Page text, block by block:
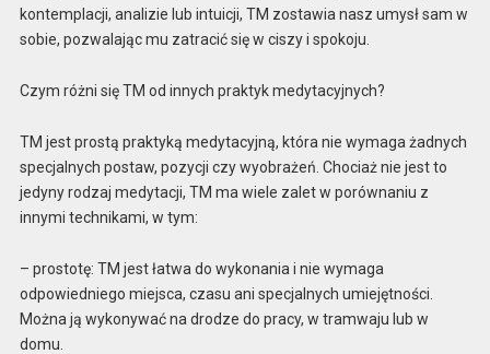
kontemplacji, analizie lub intuicji, TM zostawia nasz umysł sam w
sobie, pozwalając mu zatracić się w ciszy i spokoju.
Czym różni się TM od innych praktyk medytacyjnych?
TM jest prostą praktyką medytacyjną, która nie wymaga żadnych
specjalnych postaw, pozycji czy wyobrażeń. Chociaż nie jest to
jedyny rodzaj medytacji, TM ma wiele zalet w porównaniu z
innymi technikami, w tym:
– prostotę: TM jest łatwa do wykonania i nie wymaga
odpowiedniego miejsca, czasu ani specjalnych umiejętności.
Można ją wykonywać na drodze do pracy, w tramwaju lub w
domu.